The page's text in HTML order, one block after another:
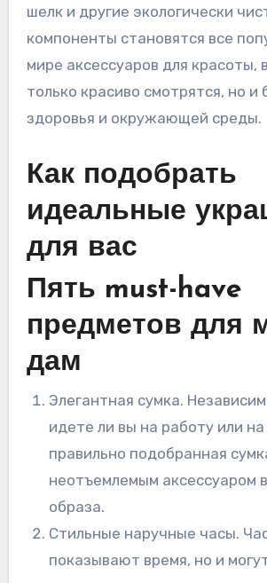
шелк и другие экологически
компоненты становятся все
мире аксессуаров для красоты,
только красиво смотрятся, но и
здоровья и окружающей среды.
Как подобрать
идеальные
для вас
Пять must-have
предметов для
дам
Элегантная сумка.
идете ли вы на работу или
правильно подобранная
неотъемлемым аксессуаром
образа.
Стильные наручные часы.
показывают время, но и